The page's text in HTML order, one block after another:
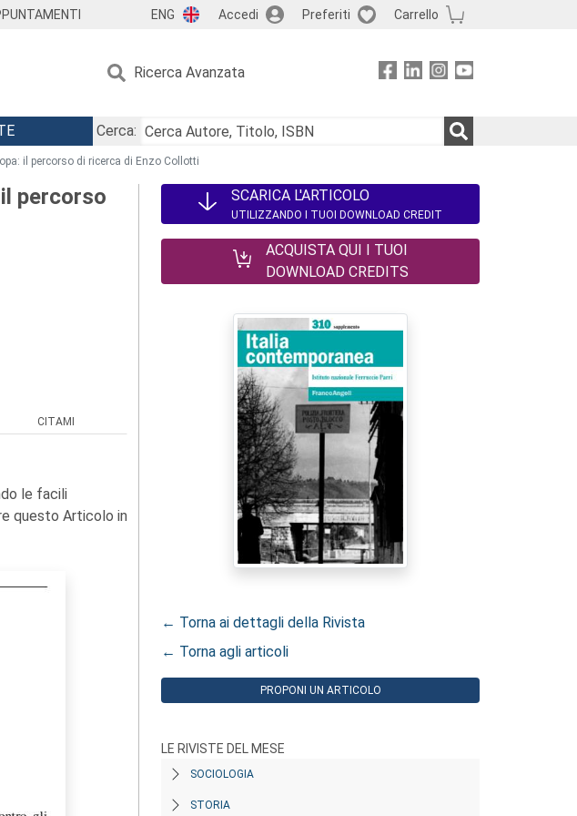
ENG Accedi Preferiti Carrello
Ricerca Avanzata
Cerca:
il percorso di ricerca di Enzo Collotti
percorso
CITAMI
le facili
questo Articolo in
SCARICA L'ARTICOLO
UTILIZZANDO I TUOI DOWNLOAD CREDIT
ACQUISTA QUI I TUOI
DOWNLOAD CREDITS
← Torna ai dettagli della Rivista
← Torna agli articoli
PROPONI UN ARTICOLO
LE RIVISTE DEL MESE
SOCIOLOGIA
STORIA